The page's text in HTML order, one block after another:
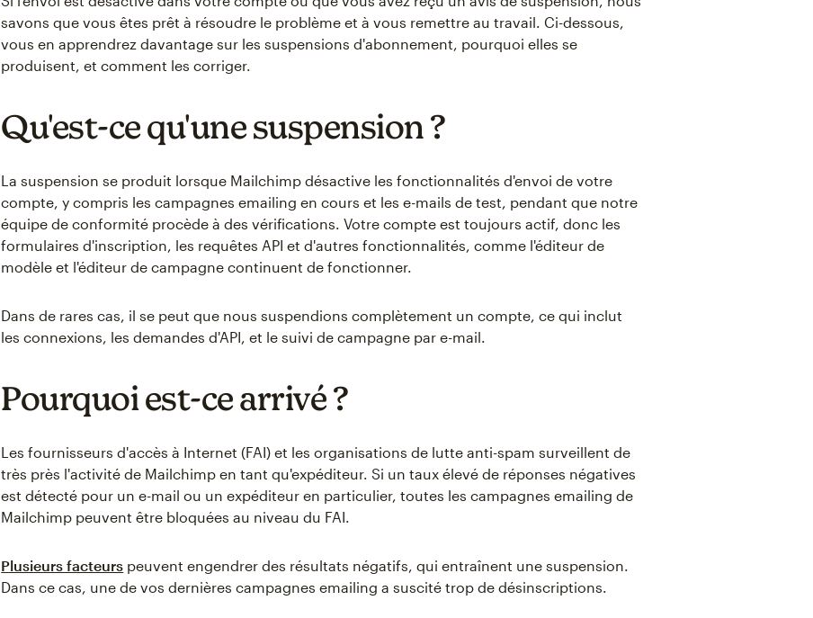
savons que vous êtes prêt à résoudre le problème et à vous remettre au travail. Ci-dessous,
vous en apprendrez davantage sur les suspensions d'abonnement, pourquoi elles se
produisent, et comment les corriger.
Qu'est-ce qu'une suspension ?
La suspension se produit lorsque Mailchimp désactive les fonctionnalités d'envoi de votre
compte, y compris les campagnes emailing en cours et les e-mails de test, pendant que notre
équipe de conformité procède à des vérifications. Votre compte est toujours actif, donc les
formulaires d'inscription, les requêtes API et d'autres fonctionnalités, comme l'éditeur de
modèle et l'éditeur de campagne continuent de fonctionner.
Dans de rares cas, il se peut que nous suspendions complètement un compte, ce qui inclut
les connexions, les demandes d'API, et le suivi de campagne par e-mail.
Pourquoi est-ce arrivé ?
Les fournisseurs d'accès à Internet (FAI) et les organisations de lutte anti-spam surveillent de
très près l'activité de Mailchimp en tant qu'expéditeur. Si un taux élevé de réponses négatives
est détecté pour un e-mail ou un expéditeur en particulier, toutes les campagnes emailing de
Mailchimp peuvent être bloquées au niveau du FAI.
Plusieurs facteurs peuvent engendrer des résultats négatifs, qui entraînent une suspension.
Dans ce cas, une de vos dernières campagnes emailing a suscité trop de désinscriptions.